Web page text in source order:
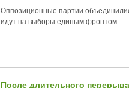
Оппозиционные партии
идут на выборы единым фронтом.
После длительного